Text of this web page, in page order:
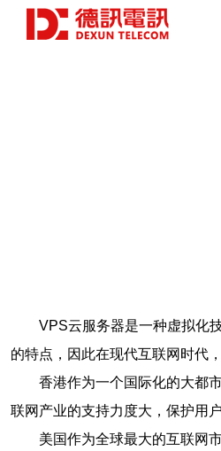
VPS云服务器是一种虚拟化
的特点，因此在现代互联网时代
香港作为一个国际化的大都
联网产业的支持力度大，保护用
美国作为全球最大的互联网